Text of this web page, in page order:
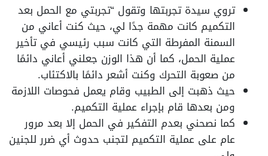
تروي سيدة تجربتها وتقول “تجربتي مع الحمل بعد
التكميم كانت مهمة جدًا لي، حيث كنت أعاني من
السمنة المفرطة التي كانت سبب رئيسي في تأخير
عملية الحمل، كما أن هذا الوزن جعلني أعاني دائمًا
من صعوبة التحرك وكنت أشعر دائمًا بالاكتئاب.
حيث ذهبت إلى الطبيب وقام يعمل فحوصات اللازمة
ومن بعدها قام بإجراء عملية التكميم.
كما نصحني بعدم التفكير في الحمل إلا بعد مرور
عام على عملية التكميم لتجنب حدوث أي ضرر للجنين